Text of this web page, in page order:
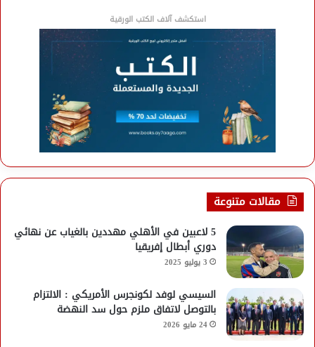
استكشف آلاف الكتب الورقية
مقالات متنوعة
5 لاعبين في الأهلي مهددين بالغياب عن نهائي
دوري أبطال إفريقيا
3 يوليو 2025
السيسي لوفد لكونجرس الأمريكي : الالتزام
بالتوصل لاتفاق ملزم حول سد النهضة
24 مايو 2026